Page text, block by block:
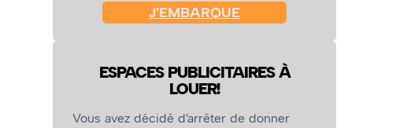
J’EMBARQUE
ESPACES PUBLICITAIRES À
LOUER!
Vous avez décidé d’arrêter de donner